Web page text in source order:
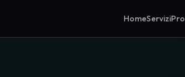
HomeServizi